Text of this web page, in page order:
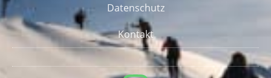
Datenschutz
Kontakt